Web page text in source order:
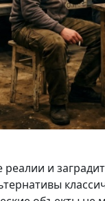
реалии и